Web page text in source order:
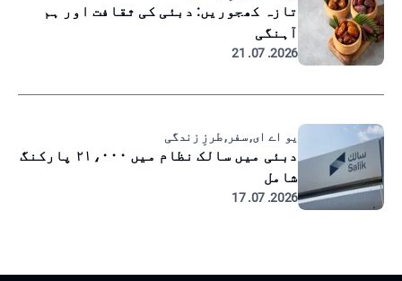
تازہ کھجوریں: دبئی کی ثقافت اور ہم
آہنگی
2026. 07. 21
یو اے ای, سفر, طرزِ زندگی
دبئی میں سالک نظام میں ۲۱،۰۰۰ پارکنگ
شامل
2026. 07. 17